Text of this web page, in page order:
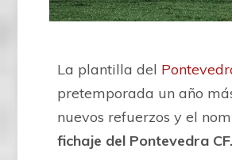
La plantilla del
pretemporada un año
nuevos refuerzos y el
fichaje del Pontevedra CF.